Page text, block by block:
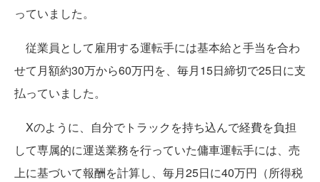
っていました。
従業員として雇用する運転手には基本給と手当を合わ
せて月額約30万から60万円を、毎月15日締切で25日に支
払っていました。
Xのように、自分でトラックを持ち込んで経費を負担
して専属的に運送業務を行っていた傭車運転手には、売
上に基づいて報酬を計算し、毎月25日に40万円（所得税